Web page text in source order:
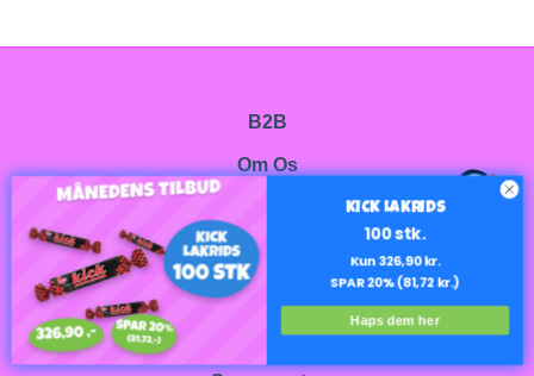
B2B
Om Os
Kontrolrapport
Handelsbetingelser
Cookie og privatlivspolitik
1
KICK LAKRIDS
100 stk.
Kun 326,90 kr.
SPAR 20% (81,72 kr.)
Haps dem her